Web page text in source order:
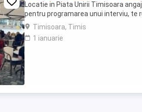
Locatie in Piata Unirii Timisoara
pentru programarea unui interviu,
Timisoara, Timis
1 ianuarie